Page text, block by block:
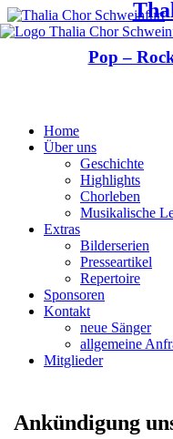
Pop –
Home
Über uns
Geschichte
Highlights
Chorleben
Musikalische
Extras
Bilderserien
Presseartikel
Repertoire
Sponsoren
Kontakt
neue Sänger
allgemeine
Mitglieder
Ankündigung